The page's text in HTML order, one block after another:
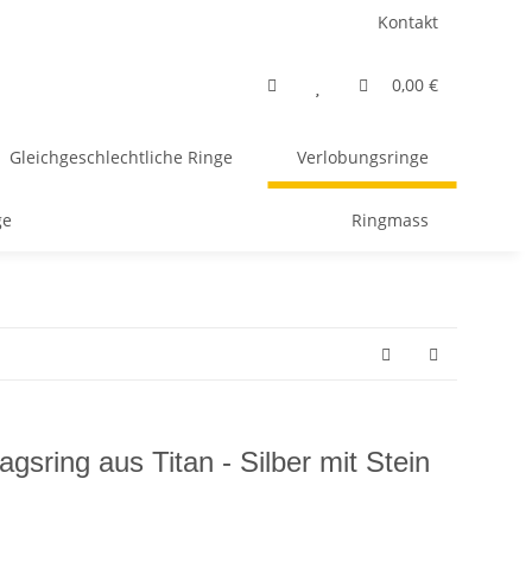
Kontakt
0,00 €
Gleichgeschlechtliche Ringe Verlobungsringe
Ringmass
aus Titan - Silber mit Stein